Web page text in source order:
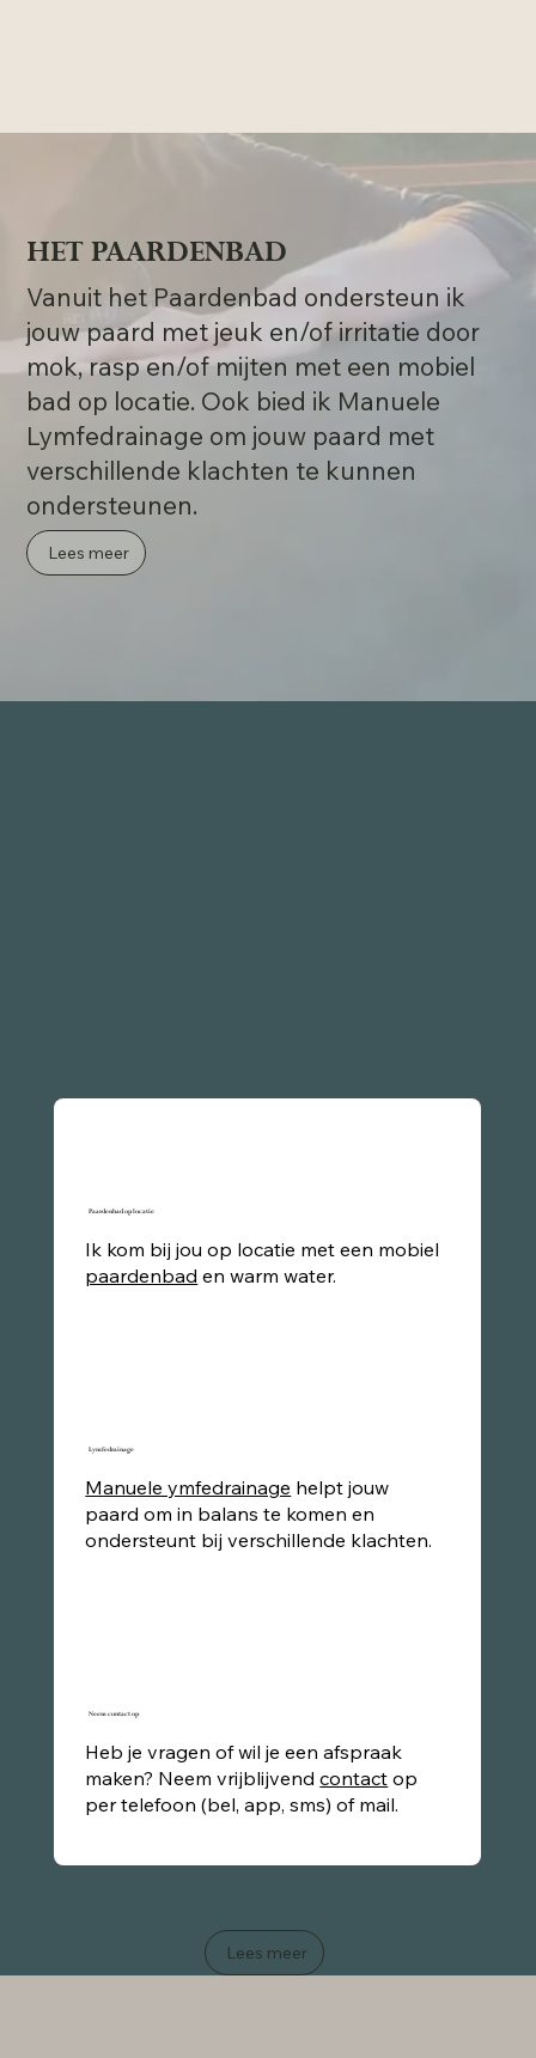
HET PAARDENBAD
Vanuit het Paardenbad ondersteun ik
jouw paard met jeuk en/of irritatie door
mok, rasp en/of mijten met een mobiel
bad op locatie. Ook bied ik Manuele
Lymfedrainage om jouw paard met
verschillende klachten te kunnen
ondersteunen.
Lees meer
Paardenbad op locatie
Ik kom bij jou op locatie met een mobiel
paardenbad en warm water.
Lymfedrainage
Manuele ymfedrainage helpt jouw
paard om in balans te komen en
ondersteunt bij verschillende klachten.
Neem contact op
Heb je vragen of wil je een afspraak
maken? Neem vrijblijvendcontact op
per telefoon (bel, app, sms) of mail.
Lees meer